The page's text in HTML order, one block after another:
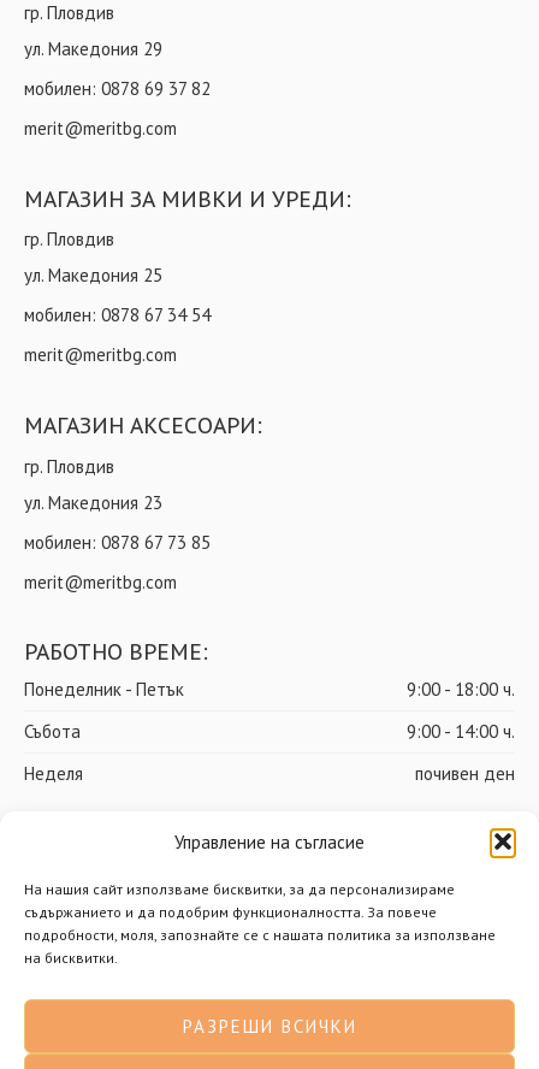
Управление на съгласие
На нашия сайт използваме бисквитки, за да персонализираме
съдържанието и да подобрим функционалността. За повече
подробности, моля, запознайте се с нашата политика за използване
на бисквитки.
РАЗРЕШИ ВСИЧКИ
гр. Пловдив
ул. Македония 29
мобилен: 0878 69 37 82
merit@meritbg.com
МАГАЗИН ЗА МИВКИ И УРЕДИ:
гр. Пловдив
ул. Македония 25
мобилен: 0878 67 34 54
merit@meritbg.com
МАГАЗИН АКСЕСОАРИ:
гр. Пловдив
ул. Македония 23
мобилен: 0878 67 73 85
merit@meritbg.com
РАБОТНО ВРЕМЕ:
Понеделник - Петък
9:00 - 18:00 ч.
Събота
9:00 - 14:00 ч.
Неделя
почивен ден
Доставки Общи условия
Разработено от Нимасистъмс